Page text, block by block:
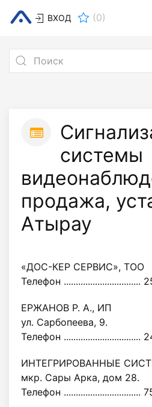
ВХОД (0)
системы
продажа,
Атырау
«ДОС-КЕР СЕРВИС», ТОО
Телефон ................................
ЕРЖАНОВ Р. А., ИП
ул. Сарбопеева, 9.
Телефон ................................
ИНТЕГРИРОВАННЫЕ
мкр. Сары Арка, дом 28.
Телефон ................................